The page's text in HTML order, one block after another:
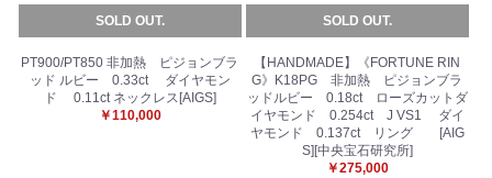
SOLD OUT.
PT900/PT850 非加熱 ピジョンブラ
ッド ルビー 0.33ct ダイヤモン
ド 0.11ct ネックレス[AIGS]
￥110,000
SOLD OUT.
【HANDMADE】《FORTUNE RIN
G》K18PG 非加熱 ピジョンブラ
ッドルビー 0.18ct ローズカットダ
イヤモンド 0.254ct J VS1 ダイ
ヤモンド 0.137ct リング [AIG
S][中央宝石研究所]
￥275,000